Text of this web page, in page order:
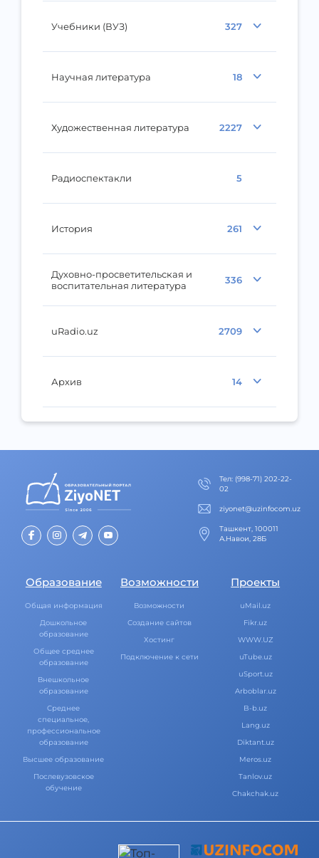
Учебники (ВУЗ) 327
Научная литература 18
Художественная литература 2227
Радиоспектакли 5
История 261
Духовно-просветительская и
воспитательная литература
336
uRadio.uz 2709
Архив 14
Тел: (998-71) 202-22-
02
ziyonet@uzinfocom.uz
Ташкент, 100011
А.Навои, 28Б
Образование
Общая информация
Дошкольное
образование
Общее среднее
образование
Внешкольное
образование
Среднее
специальное,
профессиональное
образование
Высшее образование
Послевузовское
обучение
Возможности
Возможности
Создание сайтов
Хостинг
Подключение к сети
Проекты
uMail.uz
Fikr.uz
WWW.UZ
uTube.uz
uSport.uz
Arboblar.uz
B-b.uz
Lang.uz
Diktant.uz
Meros.uz
Tanlov.uz
Chakchak.uz